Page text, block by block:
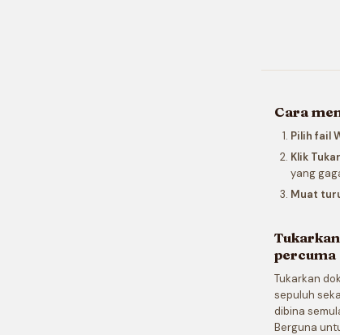
Cara
Pilih fail
Klik
yang
Muat
percuma
Tukarkan
sepuluh
dibina
Berguna